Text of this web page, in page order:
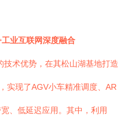
业互联网深度融合
术优势，在其松山湖基地打造
实现了AGV小车精准调度、AR
、低延迟应用。其中，利用